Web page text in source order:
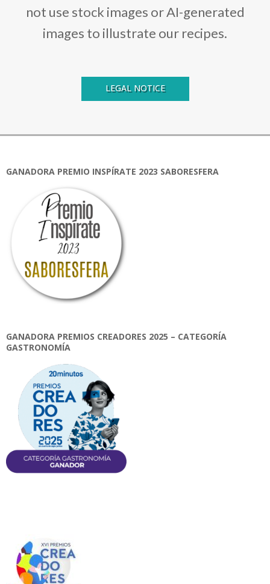
not use stock images or AI-generated
images to illustrate our recipes.
LEGAL NOTICE
GANADORA PREMIO INSPÍRATE 2023 SABORESFERA
GANADORA PREMIOS CREADORES 2025 – CATEGORÍA
GASTRONOMÍA